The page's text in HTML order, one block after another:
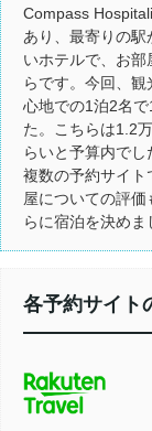
Compass
あり、最寄りの
いホテルで、お
らです。今回、
心地での1泊2名
た。こちらは1.2
らいと予算内でし
複数の予約サイト
屋についての評
らに宿泊を決めま
各予約サイト